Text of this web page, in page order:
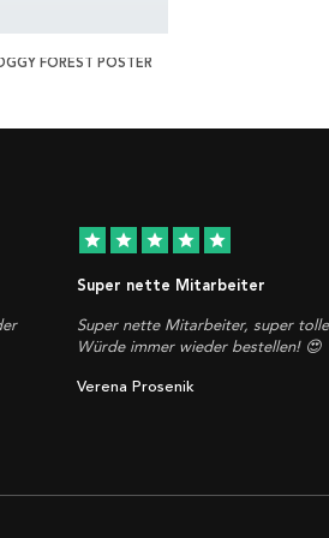
FOREST POSTER
star star star star star
Super nette Mitarbeiter
Super nette Mitarbeiter, super
Würde immer wieder bestellen! 😍
Verena Prosenik